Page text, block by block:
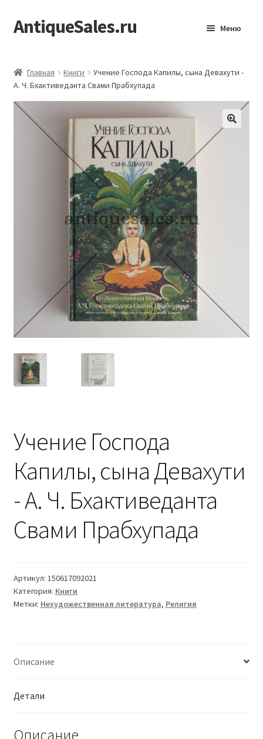
Перейти
к
Перейти
к
AntiqueSales.ru Меню
Главная Книги
Учение Господа Капилы, сына Девахути -
А. Ч. Бхактиведанта Свами Прабхупада
Учение Господа
Капилы, сына Девахути
- А. Ч. Бхактиведанта
Свами Прабхупада
Артикул: 150617092021
Категория: Книги
Метки: Нехудожественная литература, Религия
Описание
Детали
Описание